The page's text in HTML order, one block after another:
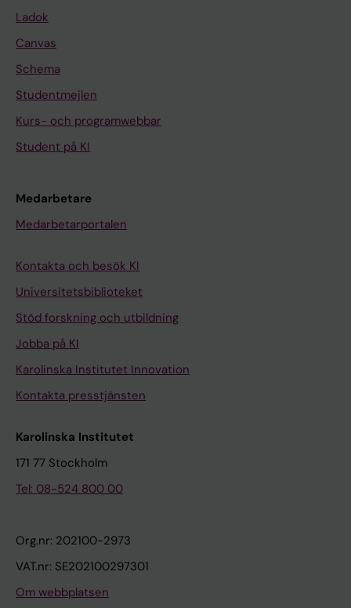
Ladok
Canvas
Schema
Studentmejlen
Kurs- och programwebbar
Student på KI
Medarbetare
Medarbetarportalen
Kontakta och besök KI
Universitetsbiblioteket
Stöd forskning och utbildning
Jobba på KI
Karolinska Institutet Innovation
Kontakta presstjänsten
Karolinska Institutet
171 77 Stockholm
Tel: 08-524 800 00
Org.nr: 202100-2973
VAT.nr: SE202100297301
Om webbplatsen